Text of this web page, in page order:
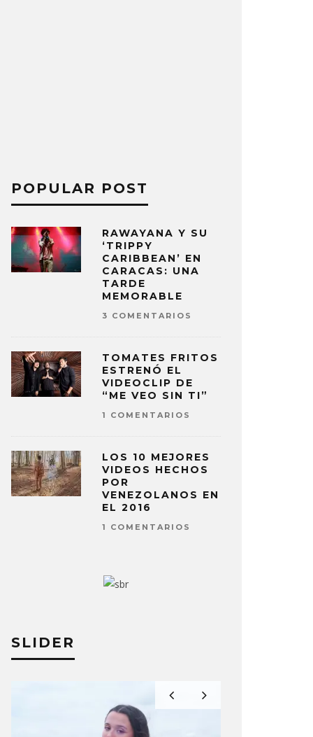
POPULAR POST
RAWAYANA Y SU
‘TRIPPY
CARIBBEAN’ EN
CARACAS: UNA
TARDE
MEMORABLE
3 COMENTARIOS
TOMATES FRITOS
ESTRENÓ EL
VIDEOCLIP DE
“ME VEO SIN TI”
1 COMENTARIOS
LOS 10 MEJORES
VIDEOS HECHOS
POR
VENEZOLANOS EN
EL 2016
1 COMENTARIOS
SLIDER